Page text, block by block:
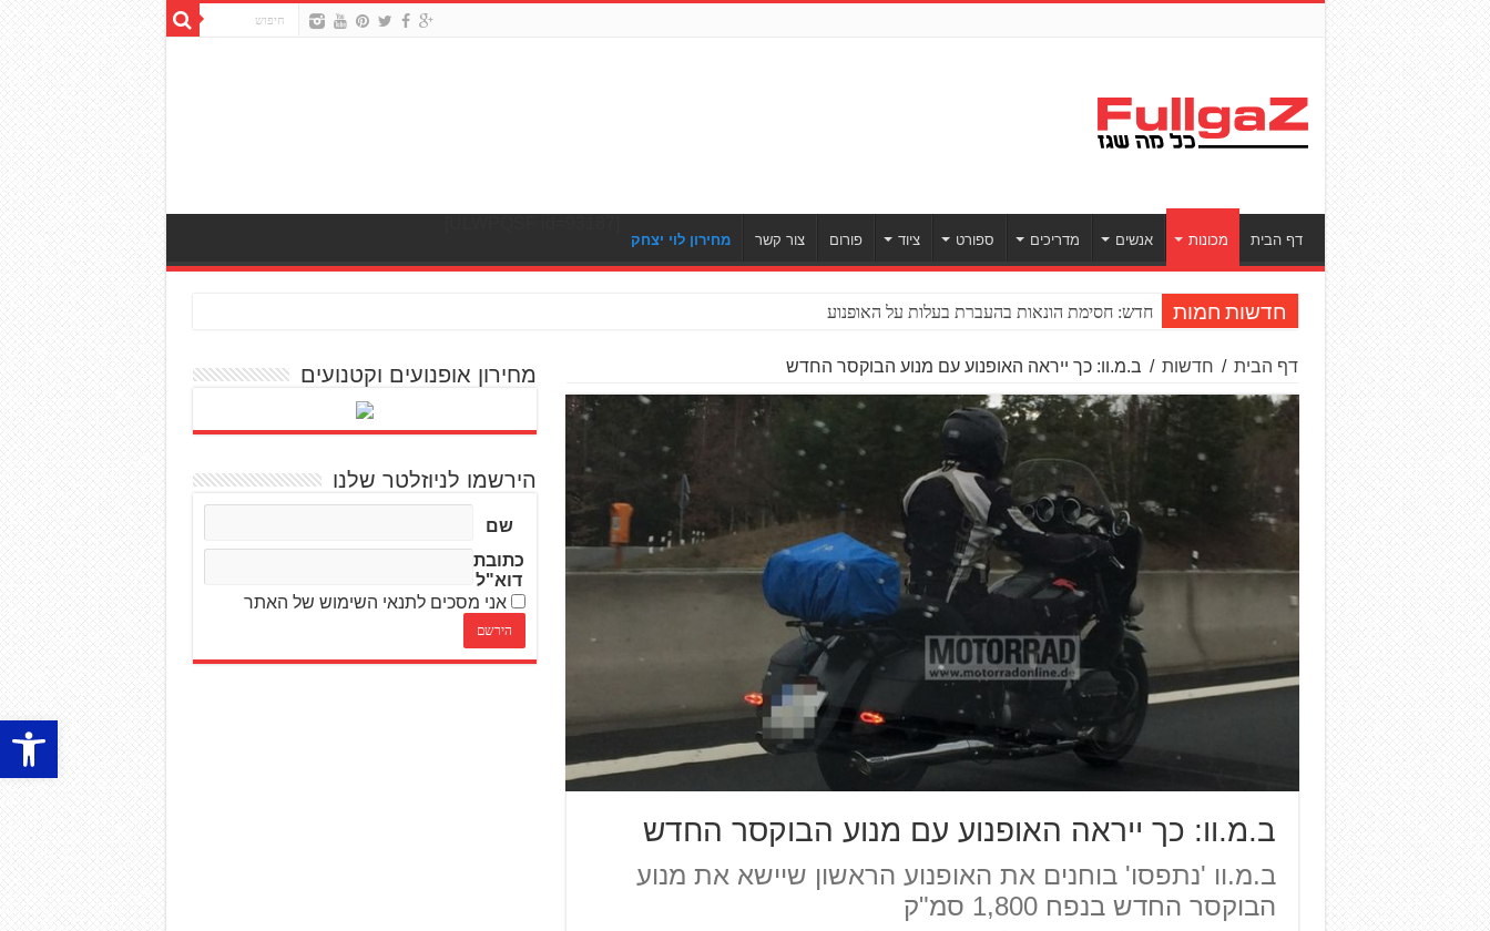
פתח
דף הבית מכונות אנשים מדריכים ספורט ציוד פורום צור קשר מחירון לוי יצחק
חדשות חמות חדש: חסימת הונאות בהעברת בעלות על האופנוע
דף הבית / חדשות / ב.מ.וו: כך ייראה האופנוע עם מנוע הבוקסר החדש
ב.מ.וו: כך ייראה האופנוע עם מנוע הבוקסר החדש
ב.מ.וו 'נתפסו' בוחנים את האופנוע הראשון שיישא את מנוע
הבוקסר החדש בנפח 1,800 סמ"ק
מחירון אופנועים וקטנועים
הירשמו לניוזלטר שלנו
שם
כתובת
דוא"ל
אני מסכים לתנאי השימוש של האתר